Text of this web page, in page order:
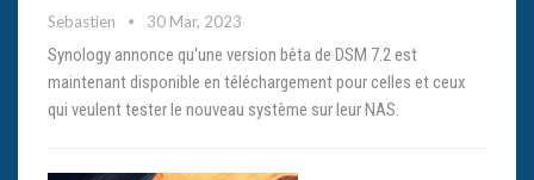
Sebastien 30 Mar, 2023
Synology annonce qu'une version bêta de DSM 7.2 est
maintenant disponible en téléchargement pour celles et ceux
qui veulent tester le nouveau système sur leur NAS.